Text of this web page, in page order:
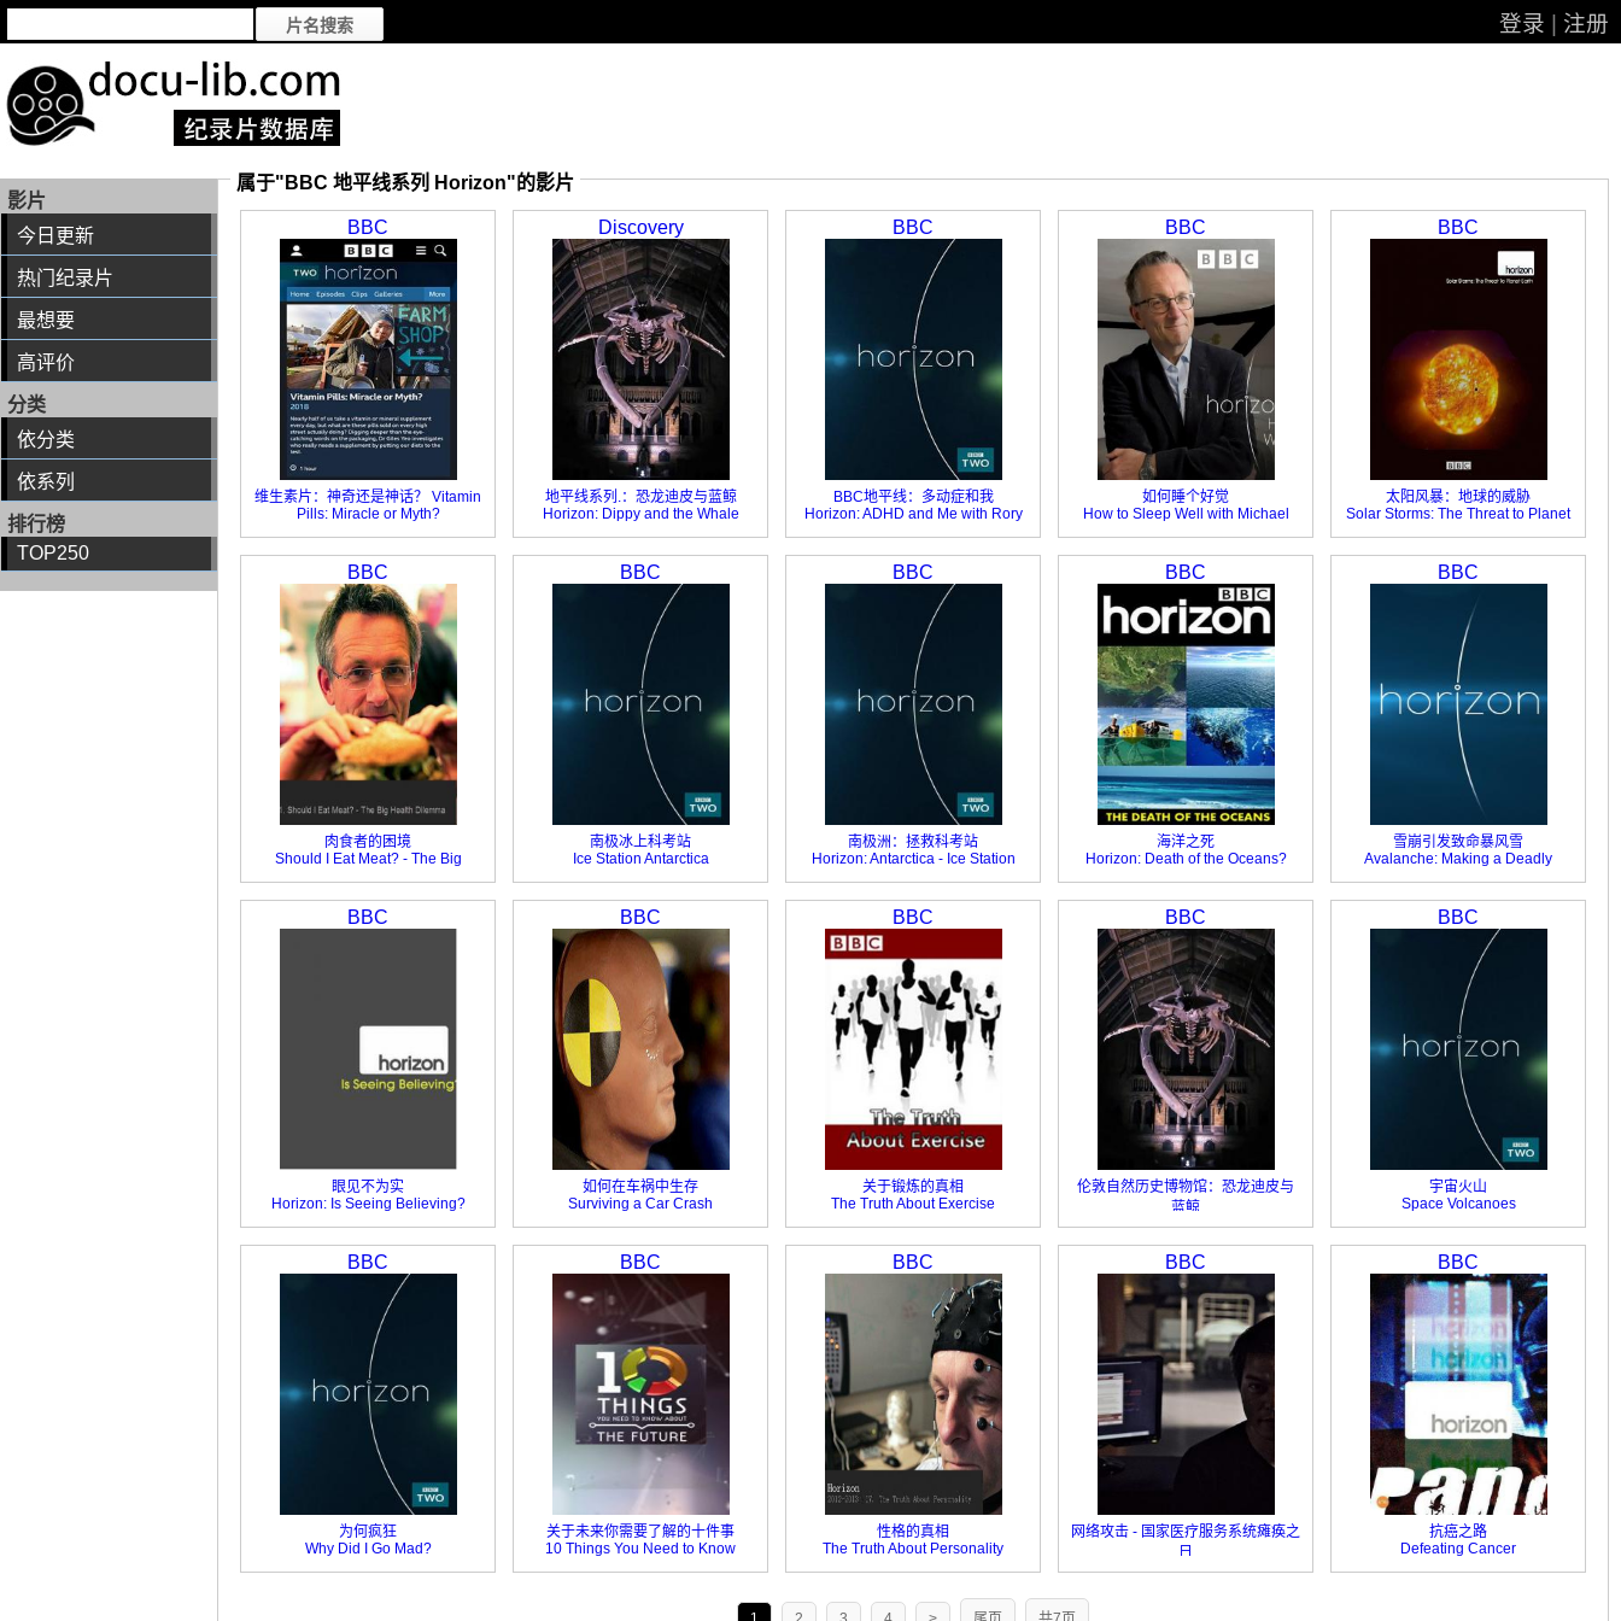
登录 注册
影片
今日更新
热门纪录片
最想要
高评价
分类
依分类
依系列
排行榜
TOP250
属于"BBC 地平线系列 Horizon"的影片
BBC
维生素片：神奇还是神话？ Vitamin
Pills: Miracle or Myth?
维生素片：神奇还是神话？ Vitamin
Pills: Miracle or Myth?
Discovery
地平线系列.：恐龙迪皮与蓝鲸
Horizon: Dippy and the Whale
BBC
BBC地平线：多动症和我
Horizon: ADHD and Me with Rory
BBC
如何睡个好觉
How to Sleep Well with Michael
BBC
太阳风暴：地球的威胁
Solar Storms: The Threat to Planet
BBC
肉食者的困境
Should I Eat Meat? - The Big
BBC
南极冰上科考站
Ice Station Antarctica
BBC
南极洲：拯救科考站
Horizon: Antarctica - Ice Station
BBC
海洋之死
Horizon: Death of the Oceans?
BBC
雪崩引发致命暴风雪
Avalanche: Making a Deadly
BBC
眼见不为实
Horizon: Is Seeing Believing?
BBC
如何在车祸中生存
Surviving a Car Crash
BBC
关于锻炼的真相
The Truth About Exercise
BBC
伦敦自然历史博物馆：恐龙迪皮与
蓝鲸
Dippy and the Whale
BBC
宇宙火山
Space Volcanoes
BBC
为何疯狂
Why Did I Go Mad?
BBC
关于未来你需要了解的十件事
10 Things You Need to Know
BBC
性格的真相
The Truth About Personality
BBC
网络攻击 - 国家医疗服务系统瘫痪之
日
Cyber Attack - The Day the NHS
BBC
抗癌之路
Defeating Cancer